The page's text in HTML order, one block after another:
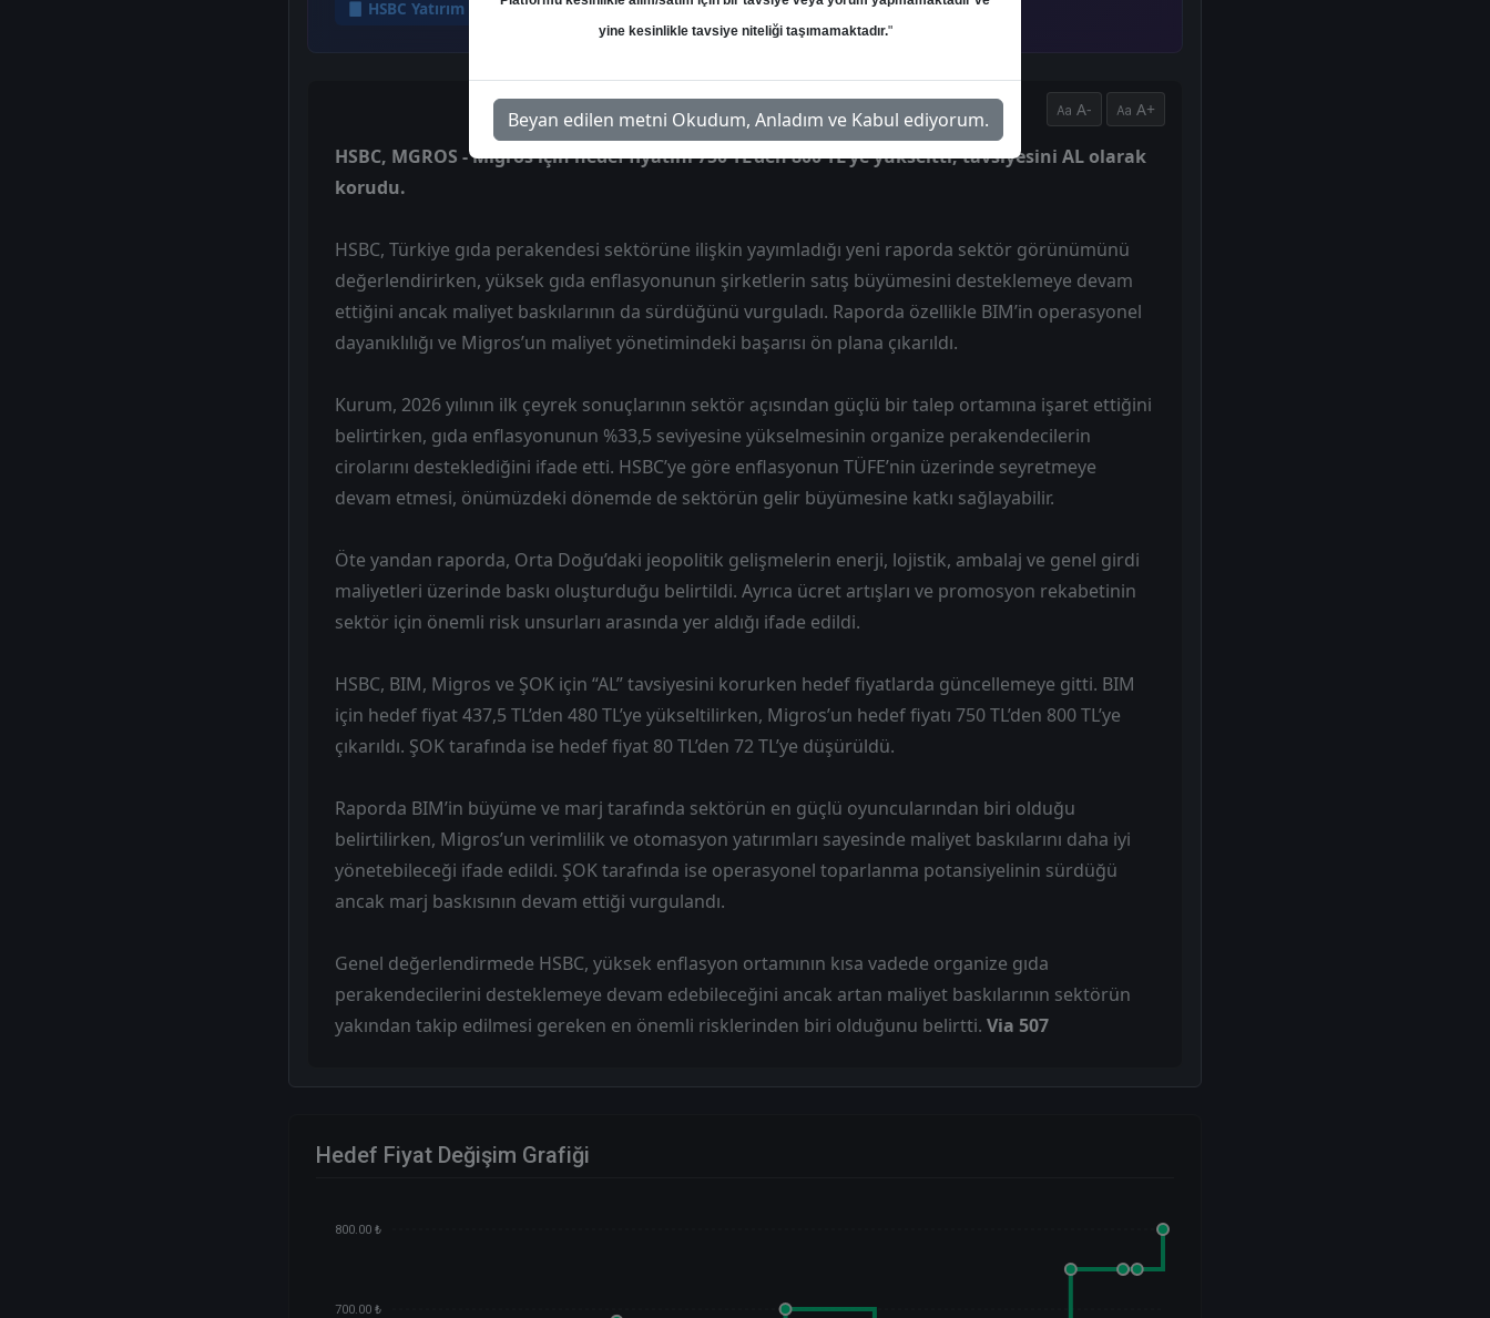
HSBC Yatırım Hedef: 800.00 ₺ Potansiyel: %22.23
A- A+
HSBC, MGROS - Migros için hedef fiyatını 750 TL'den 800 TL'ye yükseltti, tavsiyesini AL olarak
korudu.
HSBC, Türkiye gıda perakendesi sektörüne ilişkin yayımladığı yeni raporda sektör görünümünü
değerlendirirken, yüksek gıda enflasyonunun şirketlerin satış büyümesini desteklemeye devam
ettiğini ancak maliyet baskılarının da sürdüğünü vurguladı. Raporda özellikle BIM’in operasyonel
dayanıklılığı ve Migros’un maliyet yönetimindeki başarısı ön plana çıkarıldı.
Kurum, 2026 yılının ilk çeyrek sonuçlarının sektör açısından güçlü bir talep ortamına işaret ettiğini
belirtirken, gıda enflasyonunun %33,5 seviyesine yükselmesinin organize perakendecilerin
cirolarını desteklediğini ifade etti. HSBC’ye göre enflasyonun TÜFE’nin üzerinde seyretmeye
devam etmesi, önümüzdeki dönemde de sektörün gelir büyümesine katkı sağlayabilir.
Öte yandan raporda, Orta Doğu’daki jeopolitik gelişmelerin enerji, lojistik, ambalaj ve genel girdi
maliyetleri üzerinde baskı oluşturduğu belirtildi. Ayrıca ücret artışları ve promosyon rekabetinin
sektör için önemli risk unsurları arasında yer aldığı ifade edildi.
HSBC, BIM, Migros ve ŞOK için “AL” tavsiyesini korurken hedef fiyatlarda güncellemeye gitti. BIM
için hedef fiyat 437,5 TL’den 480 TL’ye yükseltilirken, Migros’un hedef fiyatı 750 TL’den 800 TL’ye
çıkarıldı. ŞOK tarafında ise hedef fiyat 80 TL’den 72 TL’ye düşürüldü.
Raporda BIM’in büyüme ve marj tarafında sektörün en güçlü oyuncularından biri olduğu
belirtilirken, Migros’un verimlilik ve otomasyon yatırımları sayesinde maliyet baskılarını daha iyi
yönetebileceği ifade edildi. ŞOK tarafında ise operasyonel toparlanma potansiyelinin sürdüğü
ancak marj baskısının devam ettiği vurgulandı.
Genel değerlendirmede HSBC, yüksek enflasyon ortamının kısa vadede organize gıda
perakendecilerini desteklemeye devam edebileceğini ancak artan maliyet baskılarının sektörün
yakından takip edilmesi gereken en önemli risklerinden biri olduğunu belirtti. Via 507
Hedef Fiyat Değişim Grafiği
800.00 ₺
700.00 ₺
yine kesinlikle tavsiye niteliği taşımamaktadır."
Beyan edilen metni Okudum, Anladım ve Kabul ediyorum.